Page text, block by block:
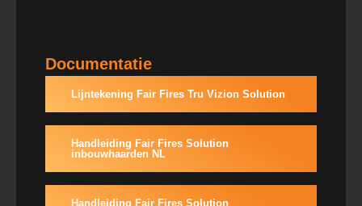
Documentatie
Lijntekening Fair Fires Tru Vizion Solution
Handleiding Fair Fires Solution
inbouwhaarden NL
Handleiding Fair Fires Solution